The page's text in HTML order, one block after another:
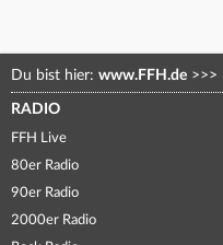
Du bist hier: www.FFH.de >>>
RADIO
FFH Live
80er Radio
90er Radio
2000er Radio